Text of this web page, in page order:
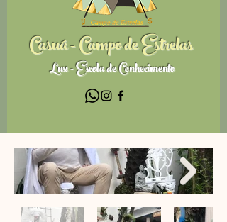
Casuá - Campo de Estrelas
Lux - Escola de Conhecimento